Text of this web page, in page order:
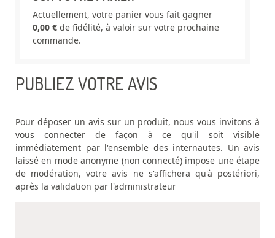
Actuellement, votre panier vous fait gagner
0,00 € de fidélité, à valoir sur votre prochaine
commande.
PUBLIEZ VOTRE AVIS
Pour déposer un avis sur un produit, nous vous invitons à
vous connecter de façon à ce qu'il soit visible
immédiatement par l'ensemble des internautes. Un avis
laissé en mode anonyme (non connecté) impose une étape
de modération, votre avis ne s'affichera qu'à postériori,
après la validation par l'administrateur